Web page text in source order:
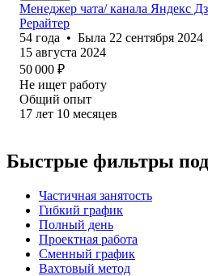
Менеджер чата/ канала Яндекс
Рерайтер
54 года • Была 22 сентября 2024
15 августа 2024
50 000 ₽
Не ищет работу
Общий опыт
17 лет 10 месяцев
Быстрые фильтры
Частичная занятость
Гибкий график
Полный день
Проектная работа
Сменный график
Вахтовый метод